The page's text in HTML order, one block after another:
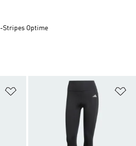
Adicionar à Lista de Desejos
Stripes Optime